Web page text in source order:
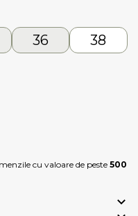
36
38
cu valoare de peste500